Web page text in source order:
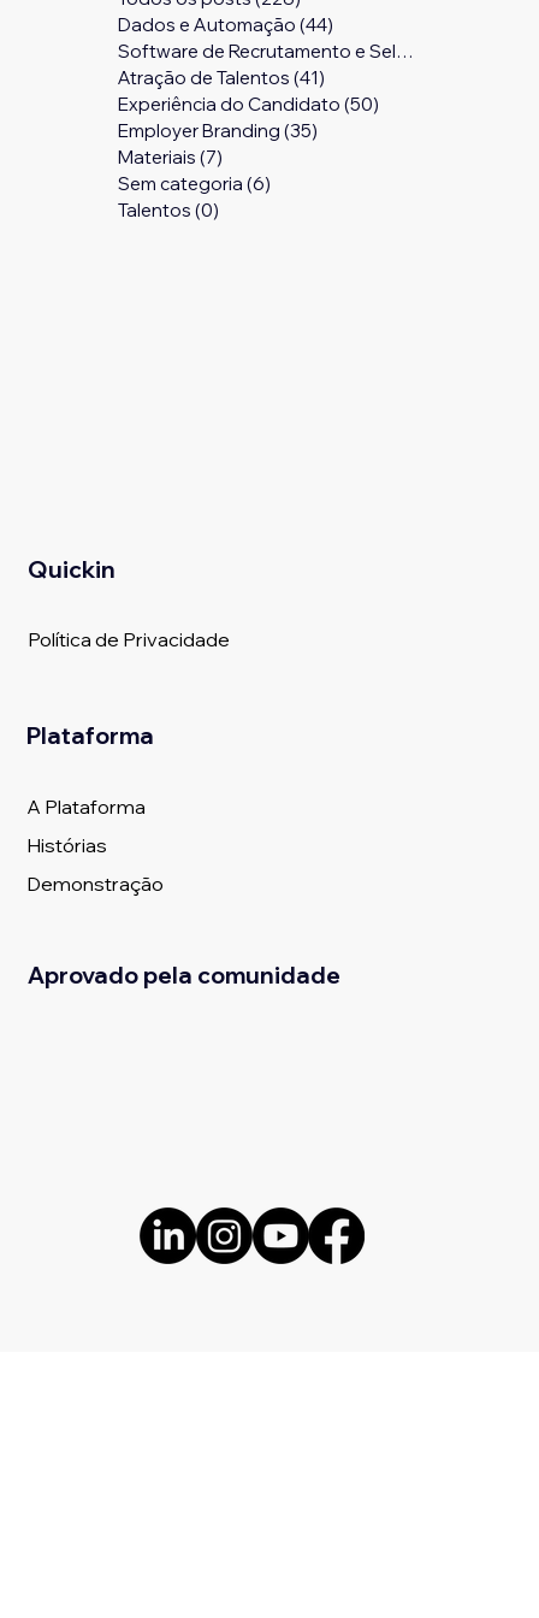
Dados e Automação (44)
Software de Recrutamento e Seleção
Atração de Talentos (41)
Experiência do Candidato (50)
Employer Branding (35)
Materiais (7)
Sem categoria (6)
Talentos (0)
Quickin
Política de Privacidade
Plataforma
A Plataforma
Histórias
Demonstração
Aprovado pela comunidade